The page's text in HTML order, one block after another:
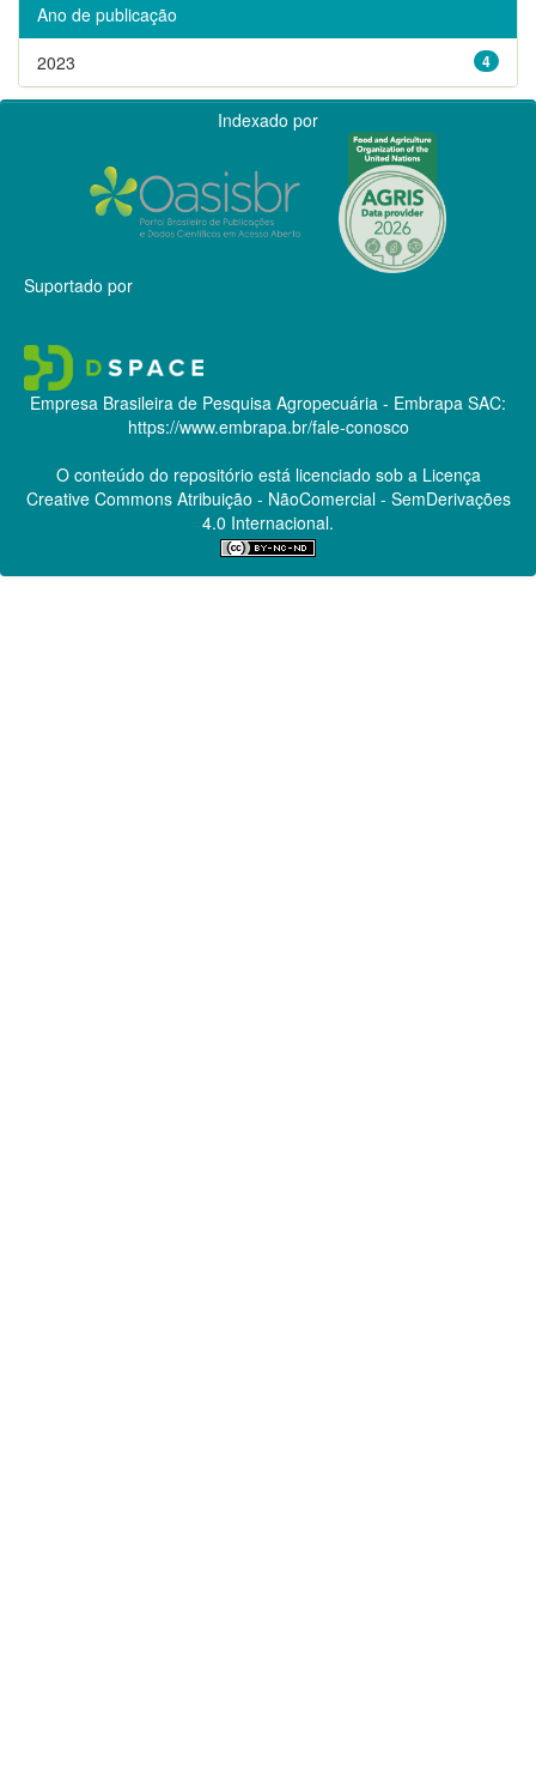
Ano de publicação
4
2023
Indexado por
Suportado por
Empresa Brasileira de Pesquisa Agropecuária - Embrapa SAC:
https://www.embrapa.br/fale-conosco
O conteúdo do repositório está licenciado sob a Licença
Creative CommonsAtribuição - NãoComercial - SemDerivações
4.0 Internacional.